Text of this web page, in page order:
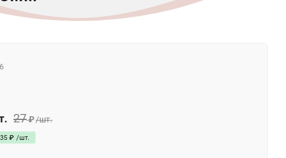
27₽/шт.
₽ /шт.